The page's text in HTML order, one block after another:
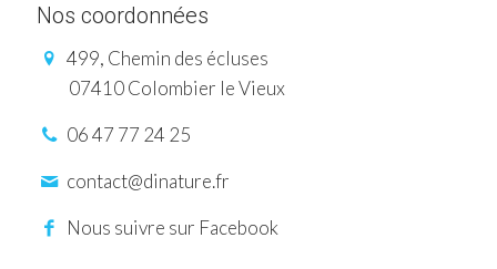
Nos coordonnées
499, Chemin des écluses
07410 Colombier le Vieux
06 47 77 24 25
contact@dinature.fr
Nous suivre sur Facebook